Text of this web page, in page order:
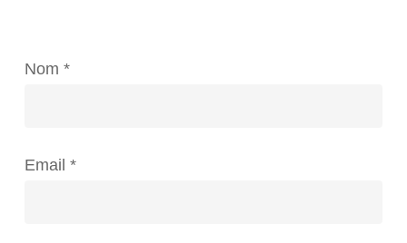
Nom *
Email *